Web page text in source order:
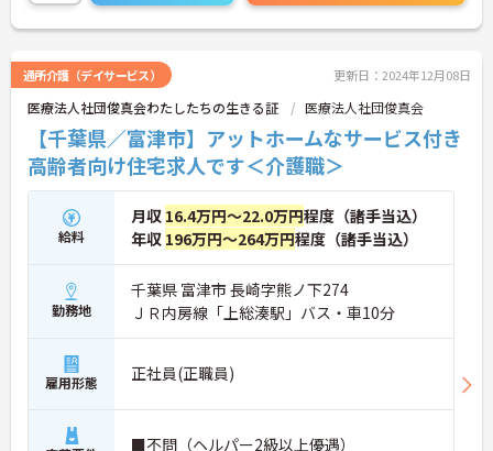
通所介護（デイサービス） 更新日：2024年12月08日
医療法人社団俊真会わたしたちの生きる証 医療法人社団俊真会
【千葉県／富津市】アットホームなサービス付き
高齢者向け住宅求人です＜介護職＞
給料
月収 16.4万円～22.0万円程度（諸手当込）
年収 196万円～264万円程度（諸手当込）
勤務地
千葉県 富津市 長崎字熊ノ下274
ＪＲ内房線「上総湊駅」バス・車10分
雇用形態 正社員(正職員)
■不問（ヘルパー2級以上優遇）